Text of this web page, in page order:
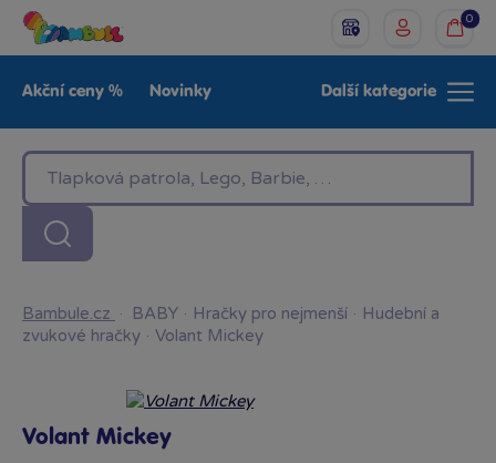
0
Akční ceny % Novinky
LEGO®
Baby Značky
Další kategorie
Bambule.cz · BABY · Hračky pro nejmenší · Hudební a
zvukové hračky · Volant Mickey
Volant Mickey